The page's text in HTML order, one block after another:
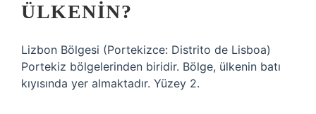
ÜLKENIN?
Lizbon Bölgesi (Portekizce: Distrito de Lisboa)
Portekiz bölgelerinden biridir. Bölge, ülkenin batı
kıyısında yer almaktadır. Yüzey 2.